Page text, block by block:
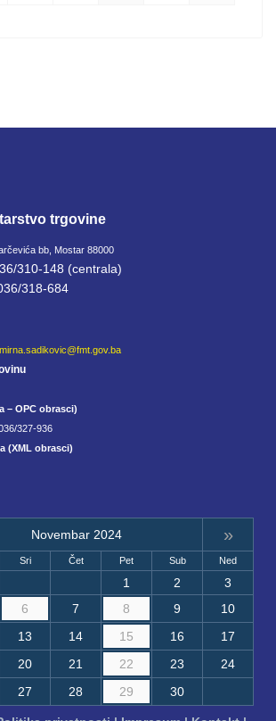
trgovine
bb, Mostar 88000
310-148 (centrala)
318-684
mirna.sadikovic@fmt.gov.ba
– OPC obrasci)
327-936
(XML obrasci)
Novembar 2024 »
Sri Čet Pet Sub Ned
1 2
3
6 7 8 9
10
13 14 15 16
17
20 21 22 23
24
27 28 29 30